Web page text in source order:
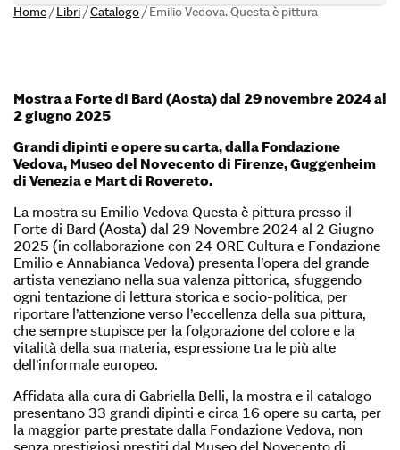
Home/Libri/Catalogo/Emilio Vedova. Questa è pittura
Mostra a Forte di Bard (Aosta) dal 29 novembre 2024 al
2 giugno 2025
Grandi dipinti e opere su carta, dalla Fondazione
Vedova, Museo del Novecento di Firenze, Guggenheim
di Venezia e Mart di Rovereto.
La mostra su Emilio Vedova Questa è pittura presso il
Forte di Bard (Aosta) dal 29 Novembre 2024 al 2 Giugno
2025 (in collaborazione con 24 ORE Cultura e Fondazione
Emilio e Annabianca Vedova) presenta l’opera del grande
artista veneziano nella sua valenza pittorica, sfuggendo
ogni tentazione di lettura storica e socio-politica, per
riportare l’attenzione verso l’eccellenza della sua pittura,
che sempre stupisce per la folgorazione del colore e la
vitalità della sua materia, espressione tra le più alte
dell’informale europeo.
Affidata alla cura di Gabriella Belli, la mostra e il catalogo
presentano 33 grandi dipinti e circa 16 opere su carta, per
la maggior parte prestate dalla Fondazione Vedova, non